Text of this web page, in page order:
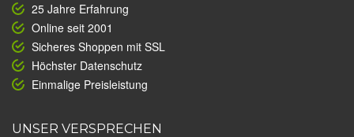
25 Jahre Erfahrung
Online seit 2001
Sicheres Shoppen mit SSL
Höchster Datenschutz
Einmalige Preisleistung
UNSER VERSPRECHEN